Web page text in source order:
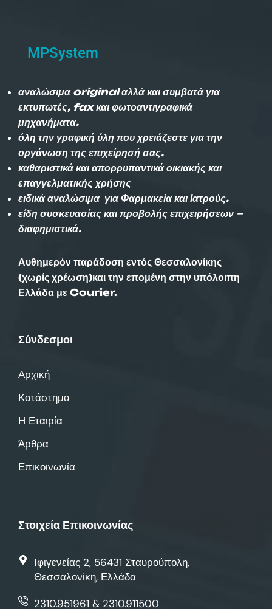
MPSystem
αναλώσιμα original αλλά και συμβατά για
εκτυπωτές, fax και φωτοαντιγραφικά
μηχανήματα.
όλη την γραφική ύλη που χρειάζεστε για την
οργάνωση της επιχείρησή σας.
καθαριστικά και απορρυπαντικά οικιακής και
επαγγελματικής χρήσης
ειδικά αναλώσιμα για Φαρμακεία και Ιατρούς.
είδη συσκευασίας και προβολής επιχειρήσεων –
διαφημιστικά.
Αυθημερόν παράδοση εντός Θεσσαλονίκης
(χωρίς χρέωση)και την επομένη στην υπόλοιπη
Ελλάδα με Courier.
Σύνδεσμοι
Αρχική
Κατάστημα
Η Εταιρία
Άρθρα
Επικοινωνία
Στοιχεία Επικοινωνίας
Ιφιγενείας 2, 56431 Σταυρούπολη,
Θεσσαλονίκη, Ελλάδα
2310.951961 & 2310.911500